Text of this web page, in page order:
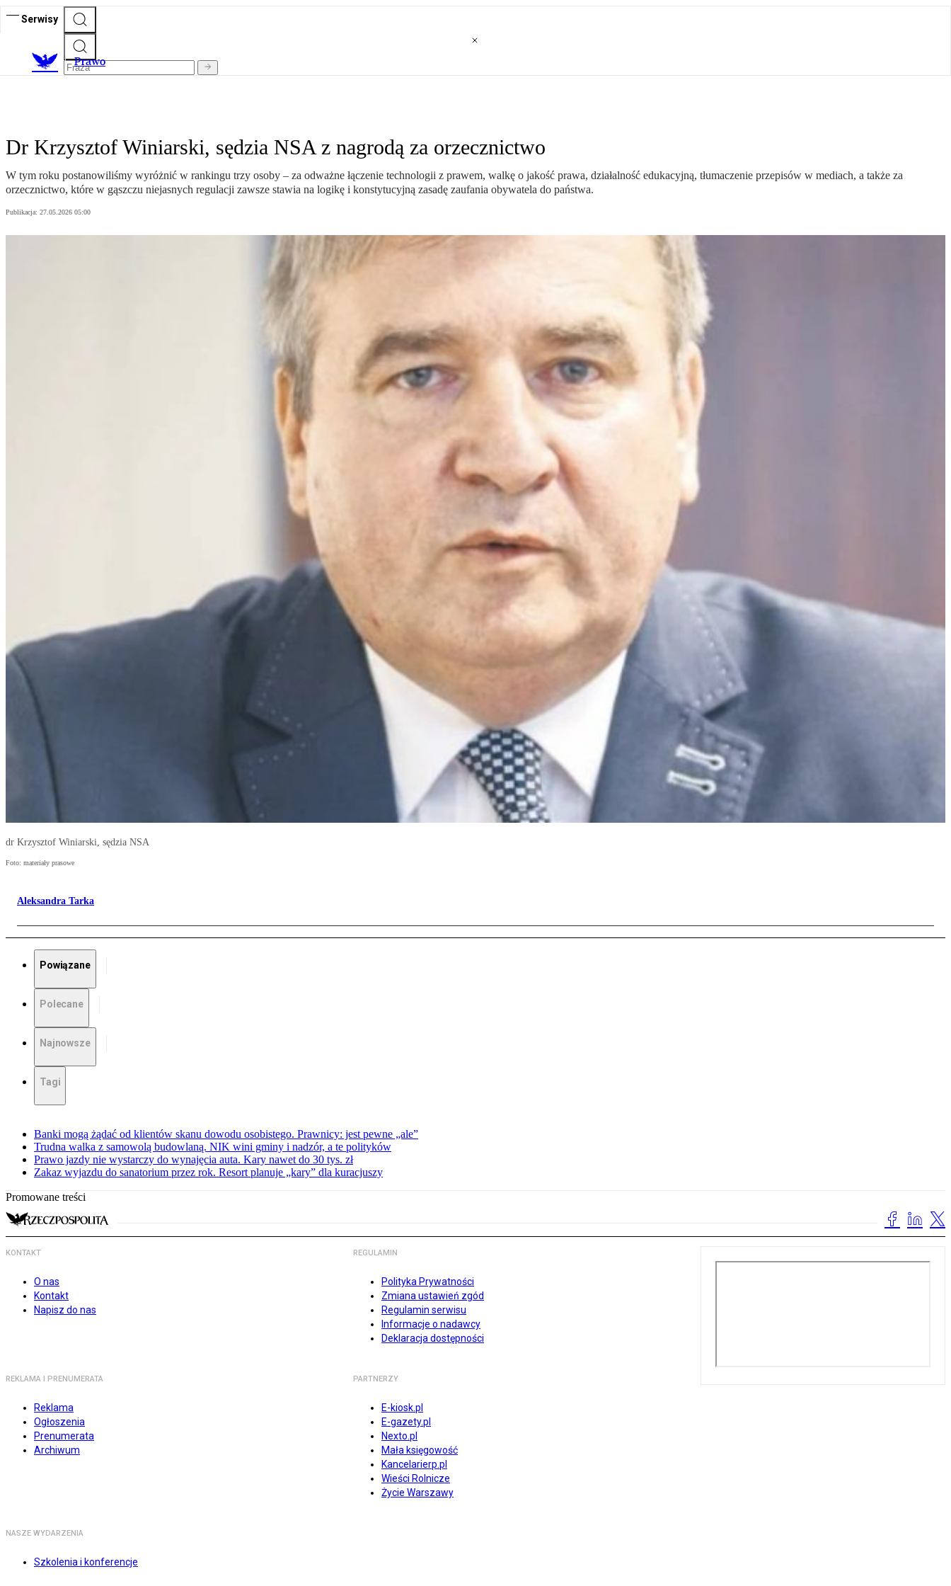
Serwisy
Prawo
Dr Krzysztof Winiarski, sędzia NSA z nagrodą za orzecznictwo
W tym roku postanowiliśmy wyróżnić w rankingu trzy osoby – za odważne łączenie technologii z prawem, walkę o jakość prawa, działalność edukacyjną, tłumaczenie przepisów w mediach, a także za
orzecznictwo, które w gąszczu niejasnych regulacji zawsze stawia na logikę i konstytucyjną zasadę zaufania obywatela do państwa.
Publikacja: 27.05.2026 05:00
dr Krzysztof Winiarski, sędzia NSA
Foto: materiały prasowe
Aleksandra Tarka
Powiązane
Polecane
Najnowsze
Tagi
Banki mogą żądać od klientów skanu dowodu osobistego. Prawnicy: jest pewne „ale”
Trudna walka z samowolą budowlaną. NIK wini gminy i nadzór, a te polityków
Prawo jazdy nie wystarczy do wynajęcia auta. Kary nawet do 30 tys. zł
Zakaz wyjazdu do sanatorium przez rok. Resort planuje „kary” dla kuracjuszy
Promowane treści
KONTAKT
O nas
Kontakt
Napisz do nas
REGULAMIN
Polityka Prywatności
Zmiana ustawień zgód
Regulamin serwisu
Informacje o nadawcy
Deklaracja dostępności
REKLAMA I PRENUMERATA
Reklama
Ogłoszenia
Prenumerata
Archiwum
PARTNERZY
E-kiosk.pl
E-gazety.pl
Nexto.pl
Mała księgowość
Kancelarierp.pl
Wieści Rolnicze
Życie Warszawy
NASZE WYDARZENIA
Szkolenia i konferencje